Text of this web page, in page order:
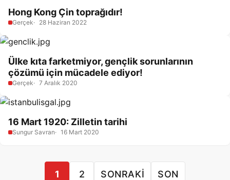
Hong Kong Çin toprağıdır!
Gerçek 28 Haziran 2022
Ülke kıta farketmiyor, gençlik sorunlarının
çözümü için mücadele ediyor!
Gerçek 7 Aralık 2020
16 Mart 1920: Zilletin tarihi
Sungur Savran 16 Mart 2020
1 2 SONRAKI SON